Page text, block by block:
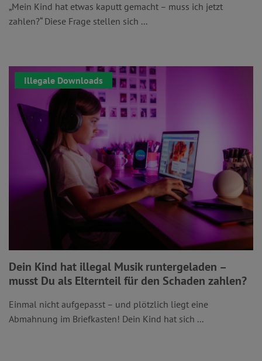
„Mein Kind hat etwas kaputt gemacht – muss ich jetzt
zahlen?“ Diese Frage stellen sich ...
Illegale Downloads
Dein Kind hat illegal Musik runtergeladen –
musst Du als Elternteil für den Schaden zahlen?
Einmal nicht aufgepasst – und plötzlich liegt eine
Abmahnung im Briefkasten! Dein Kind hat sich ...